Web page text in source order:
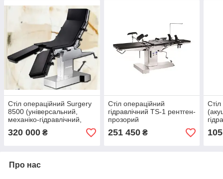
Стіл операційний Surgery
8500 (універсальний,
механіко-гідравлічний,
рентгенпрозорий)
320 000 ₴
Стіл операційний
гідравлічний TS-1 рентген-
прозорий
251 450₴
Про нас